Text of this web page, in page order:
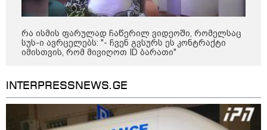
კატეგორიის ყველა სიახლე
მასწავლებელ გიგა ავალიანის
საქმეზე დაკავებული ნია იმნაძე
კლინიკაში გადაჰყავთ
რა ისმის ფარულად ჩაწერილ ვიდეოში, რომელსაც
სუს-ი ავრცელებს: "- ჩვენ გვსურს ეს კონტრაქტი
იმისთვის, რომ მივიღოთ ID ბარათი"
INTERPRESSNEWS.GE